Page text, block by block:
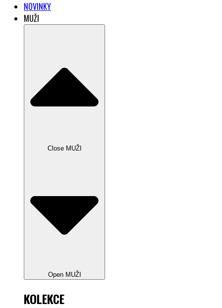
NOVINKY
MUŽI
Close MUŽI
Open MUŽI
KOLEKCE